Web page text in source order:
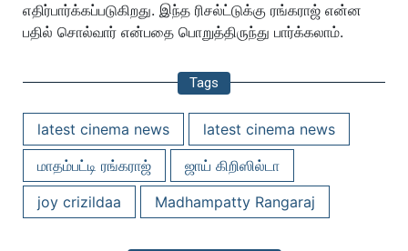
எதிர்பார்க்கப்படுகிறது. இந்த ரிசல்ட்டுக்கு ரங்கராஜ் என்ன
பதில் சொல்வார் என்பதை பொறுத்திருந்து பார்க்கலாம்.
Tags
latest cinema news
latest cinema news
மாதம்பட்டி ரங்கராஜ்
ஜாய் கிறிஸில்டா
joy crizildaa
Madhampatty Rangaraj